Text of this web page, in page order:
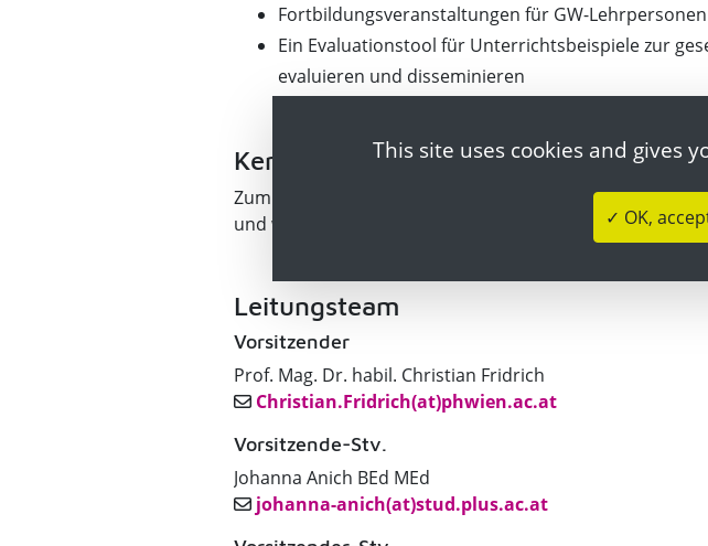
Fortbildungsveranstaltungen für GW-
Ein Evaluationstool für Unterrichtsbeispiele zur
evaluieren und disseminieren
Kernteam
Zum Kernteam gehören über 50 Personen aus
und wirtschaftlichen Bildung.
Leitungsteam
Vorsitzender
Prof. Mag. Dr. habil. Christian Fridrich
Christian.Fridrich(at)phwien.ac.at
Vorsitzende-Stv.
Johanna Anich BEd MEd
johanna-anich(at)stud.plus.ac.at
This site uses cookies and gives
✓ OK,